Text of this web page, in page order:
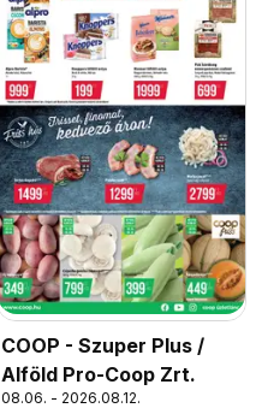
COOP - Szuper Plus /
Alföld Pro-Coop Zrt.
08.06. - 2026.08.12.